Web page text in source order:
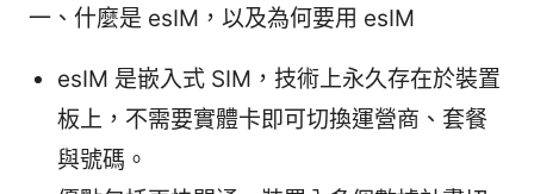
一、什麼是 esIM，以及為何要用 esIM
esIM 是嵌入式 SIM，技術上永久存在於裝置
板上，不需要實體卡即可切換運營商、套餐
與號碼。